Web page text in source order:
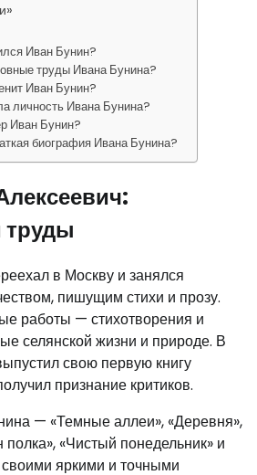
Иван Бунин?
труды Ивана Бунина?
Иван Бунин?
личность Ивана Бунина?
Иван Бунин?
биография Ивана Бунина?
труды
в Москву и занялся
пишущим стихи и прозу.
работы — стихотворения и
селянской жизни и природе. В
свою первую книгу
признание критиков.
— «Темные аллеи», «Деревня»,
«Чистый понедельник» и
яркими и точными